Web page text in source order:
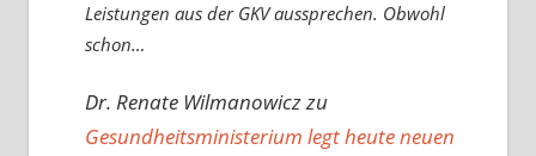
Leistungen aus der GKV aussprechen. Obwohl
schon…
Dr. Renate Wilmanowiczzu
Gesundheitsministerium legt heute neuen